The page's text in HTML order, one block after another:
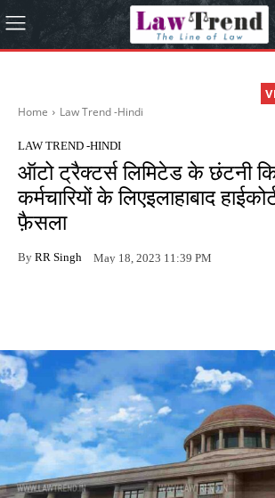
Home Law Trend -Hindi
LAW TREND -HINDI
ऑटो ट्रैक्टर्स लिमिटेड के छंटनी
कर्मचारियों के लिएइलाहाबाद
फ़ैसला
By RR Singh May 18, 2023 11:39 PM